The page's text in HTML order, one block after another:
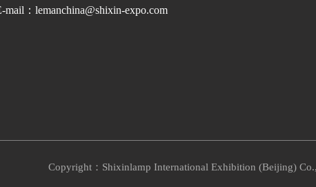
mail：lemanchina@shixin-expo.com
Copyright：Shixinlamp International Exhibition (Beijing)